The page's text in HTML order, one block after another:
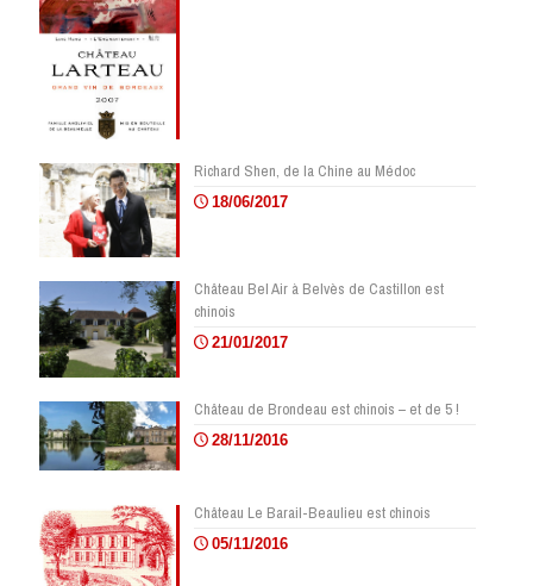
Richard Shen, de la Chine au Médoc
18/06/2017
Château Bel Air à Belvès de Castillon est
chinois
21/01/2017
Château de Brondeau est chinois – et de 5 !
28/11/2016
Château Le Barail-Beaulieu est chinois
05/11/2016